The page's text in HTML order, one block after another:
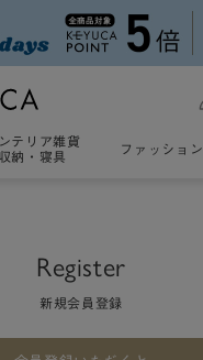
テリア雑貨
収納・寝具
ファッション
Register
新規会員登録